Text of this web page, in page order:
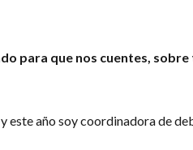
para que nos cuentes,
este año soy coordinadora de